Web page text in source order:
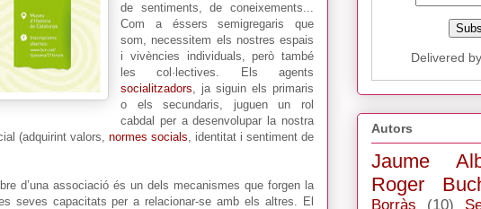
de sentiments, de coneixements...
Com a éssers semigregaris que
som, necessitem els nostres espais
i vivències individuals, però també
les col·lectives. Els agents
socialitzadors, ja siguin els primaris
o els secundaris, juguen un rol
cabdal per a desenvolupar la nostra
(adquirint valors, normes socials, identitat i sentiment de
d’una associació és un dels mecanismes que forgen la
seves capacitats per a relacionar-se amb els altres. El
Delivered by
Autors
Jaume
Roger
Borràs
(10)